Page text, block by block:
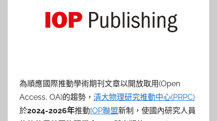
為順應國際推動學術期刊文章以開放取用(Open
Access, OA)的趨勢， 清大物理研究推動中心(PRPC)
於2024-2026年推動 IOP聯盟新制，使國內研究人員